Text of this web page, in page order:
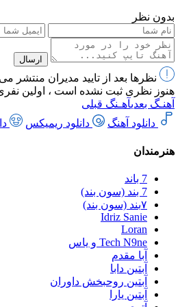
بدون نظر
ارسال
نظرها بعد از تایید مدیران منتشر
هنوز نظری ثبت نشده است ، اولین
آهنـگ بعدیآهـنگ قبلی
دانلود آهنگ
دانلود ریمیکس
هنرمندان
7 باند
7 بند (سون بند)
۷بند (سون بند)
Idriz Sanie
Loran
Tech N9ne و یاس
آبا مقدم
آبتین دابا
آبتین روحبخش داوران
آبتین یارا